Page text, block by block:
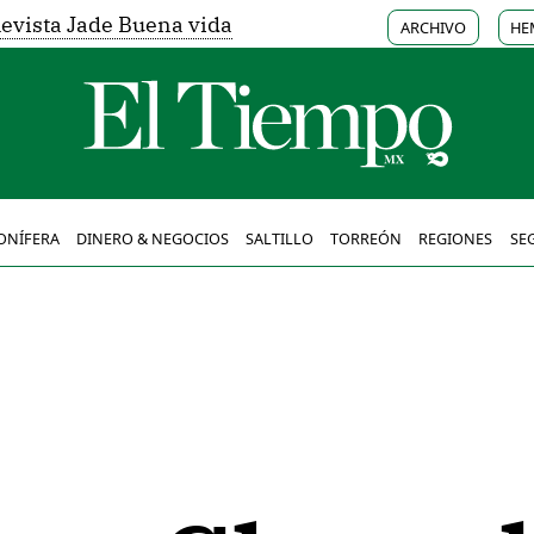
Jade Buena vida ARCHIVO
DINERO & NEGOCIOS SALTILLO TORREÓN REGIONES